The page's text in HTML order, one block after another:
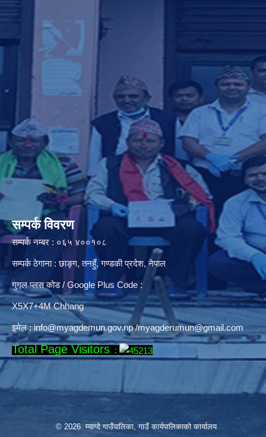
सम्पर्क विवरण
सम्पर्क नम्बर : ०६५ ४००१०८
सम्पर्क ठेगाना : छाङ्ग, तनहुँ, गण्डकी प्रदेश, नेपाल
गुगल प्लस कोड / Google Plus Code :
X5X7+4M Chhang
इमेल :info@myagdemun.gov.np/myagderumun@gmail.com
Total Page Visitors :
© 2026 म्याग्दे गाउँपालिका, गाउँ कार्यपालिकाको कार्यालय